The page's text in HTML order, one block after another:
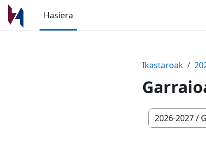
Joan eduki nagusira zuzenean
Hasiera
Ikastaroak
Ikastaro-